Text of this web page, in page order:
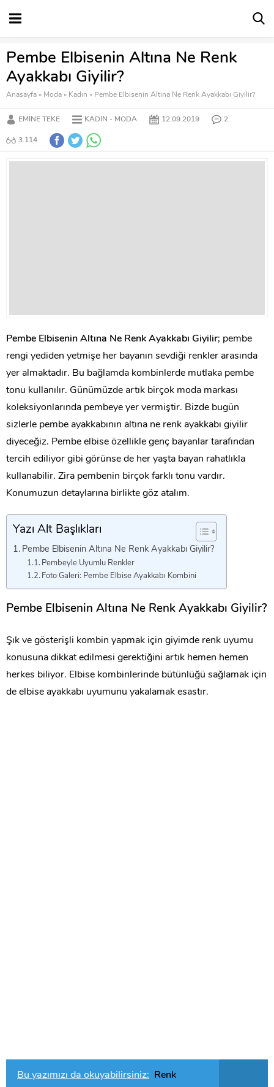
Pembe Elbisenin Altına Ne Renk
Ayakkabı Giyilir?
Anasayfa » Moda » Kadın » Pembe Elbisenin Altına Ne Renk Ayakkabı Giyilir?
EMINE TEKE KADIN MODA 12.09.2019 2
3.114
Pembe Elbisenin Altına Ne Renk Ayakkabı Giyilir; pembe
rengi yediden yetmişe her bayanın sevdiği renkler arasında
yer almaktadır. Bu bağlamda kombinlerde mutlaka pembe
tonu kullanılır. Günümüzde artık birçok moda markası
koleksiyonlarında pembeye yer vermiştir. Bizde bugün
sizlerle pembe ayakkabının altına ne renk ayakkabı giyilir
diyeceğiz. Pembe elbise özellikle genç bayanlar tarafından
tercih ediliyor gibi görünse de her yaşta bayan rahatlıkla
kullanabilir. Zira pembenin birçok farklı tonu vardır.
Konumuzun detaylarına birlikte göz atalım.
Yazı Alt Başlıkları
Pembe Elbisenin Altına Ne Renk Ayakkabı Giyilir?
Pembeyle Uyumlu Renkler
Foto Galeri: Pembe Elbise Ayakkabı Kombini
Pembe Elbisenin Altına Ne Renk Ayakkabı Giyilir?
Şık ve gösterişli kombin yapmak için giyimde renk uyumu
konusuna dikkat edilmesi gerektiğini artık hemen hemen
herkes biliyor. Elbise kombinlerinde bütünlüğü sağlamak için
de elbise ayakkabı uyumunu yakalamak esastır.
Bu yazımızı da okuyabilirsiniz:
Renk